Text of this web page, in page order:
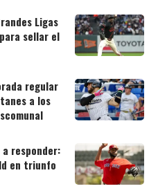
Ligas
sellar el
regular
a los
responder:
en triunfo